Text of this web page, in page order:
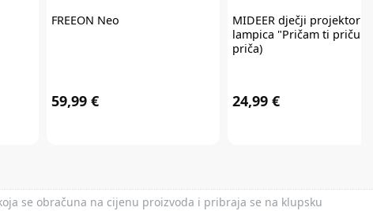
FREEON Neo
59,99 €
MIDEERdječji projektor i
lampica "Pričam ti priču"
priča)
24,99 €
se obračuna na cijenu proizvoda i pribraja se na klupsku